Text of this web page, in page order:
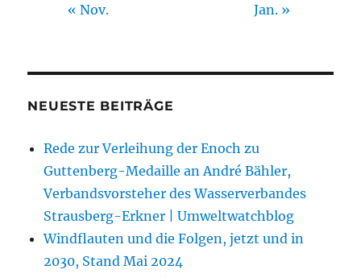
« Nov. Jan. »
NEUESTE BEITRÄGE
Rede zur Verleihung der Enoch zu
Guttenberg-Medaille an André Bähler,
Verbandsvorsteher des Wasserverbandes
Strausberg-Erkner | Umweltwatchblog
Windflauten und die Folgen, jetzt und in
2030, Stand Mai 2024